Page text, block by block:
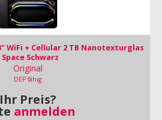
WiFi + Cellular 2 TB Nanotexturglas
Space Schwarz
Original
DEP fähig
Ihr Preis?
anmelden